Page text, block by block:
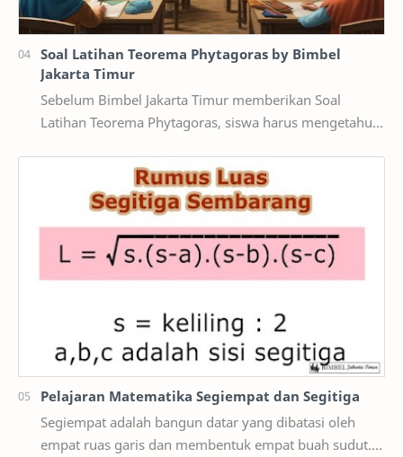
Soal Latihan Teorema Phytagoras by Bimbel
Jakarta Timur
Sebelum Bimbel Jakarta Timur memberikan Soal
Latihan Teorema Phytagoras, siswa harus mengetahui
Pelajaran Matematika Segiempat dan Segitiga
Segiempat adalah bangun datar yang dibatasi oleh
empat ruas garis dan membentuk empat buah sudut.